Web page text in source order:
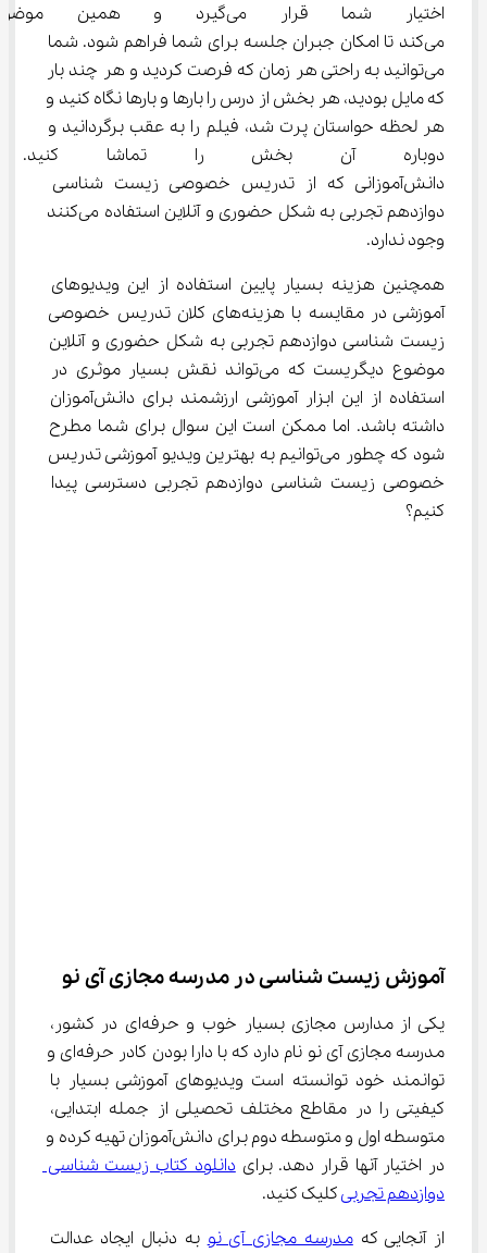
اختیار شما قرار می‌گیرد
می‌کند تا امکان جبران جلسه برای شما فراهم شود. شما
می‌توانید به راحتی هر زمان که فرصت کردید و هر چند بار
که مایل بودید، هر بخش از درس را بارها و بارها نگاه کنید و
هر لحظه حواستان پرت شد، فیلم را به عقب برگردانید و
دوباره آن بخش را تماشا کنید.
دانش‌آموزانی که از تدریس خصوصی زیست شناسی
دوازدهم تجربی به شکل حضوری و آنلاین استفاده می‌کنند
وجود ندارد.
همچنین هزینه بسیار پایین استفاده از این ویدیوهای
آموزشی در مقایسه با هزینه‌های کلان تدریس خصوصی
زیست شناسی دوازدهم تجربی به شکل حضوری و آنلاین
موضوع دیگریست که می‌تواند نقش بسیار موثری در
استفاده از این ابزار آموزشی ارزشمند برای دانش‌آموزان
داشته باشد. اما ممکن است این سوال برای شما مطرح
شود که چطور می‌توانیم به بهترین ویدیو آموزشی تدریس
خصوصی زیست شناسی دوازدهم تجربی دسترسی پیدا
کنیم؟
آموزش زیست شناسی در مدرسه مجازی آی نو
یکی از مدارس مجازی بسیار خوب و حرفه‌ای در کشور،
مدرسه مجازی آی نو نام دارد که با دارا بودن کادر حرفه‌ای و
توانمند خود توانسته است ویدیوهای آموزشی بسیار با
کیفیتی را در مقاطع مختلف تحصیلی از جمله ابتدایی،
متوسطه اول و متوسطه دوم برای دانش‌آموزان تهیه کرده و
در اختیار آنها قرار دهد. برای دانلود کتاب زیست شناسی
دوازدهم تجربی کلیک کنید.
از آنجایی که مدرسه مجازی آی نو به دنبال ایجاد عدالت